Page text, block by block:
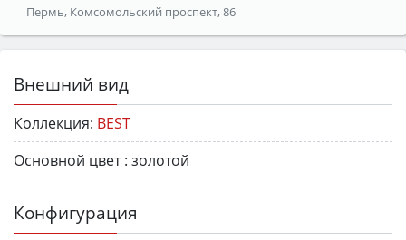
Пермь, Комсомольский проспект, 86
Внешний вид
Коллекция: BEST
Основной цвет : золотой
Конфигурация